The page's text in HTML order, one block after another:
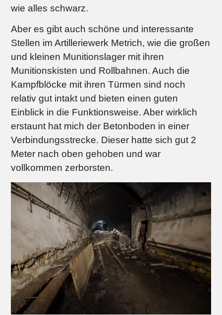
wie alles schwarz.
Aber es gibt auch schöne und interessante
Stellen im Artilleriewerk Metrich, wie die großen
und kleinen Munitionslager mit ihren
Munitionskisten und Rollbahnen. Auch die
Kampfblöcke mit ihren Türmen sind noch
relativ gut intakt und bieten einen guten
Einblick in die Funktionsweise. Aber wirklich
erstaunt hat mich der Betonboden in einer
Verbindungsstrecke. Dieser hatte sich gut 2
Meter nach oben gehoben und war
vollkommen zerborsten.